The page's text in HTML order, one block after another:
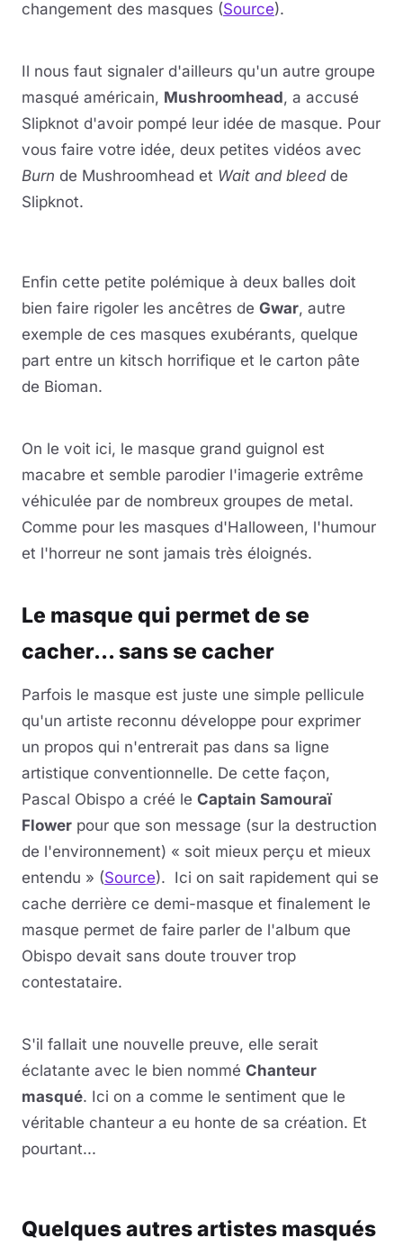
changement des masques (Source).
YouTube · le lecteur se charge au clic
Il nous faut signaler d'ailleurs qu'un autre groupe
masqué américain, Mushroomhead, a accusé
Slipknot d'avoir pompé leur idée de masque. Pour
vous faire votre idée, deux petites vidéos avec
Burn de Mushroomhead et Wait and bleedde
Slipknot.
YouTube · le lecteur se charge au clic
Enfin cette petite polémique à deux balles doit
bien faire rigoler les ancêtres de Gwar, autre
exemple de ces masques exubérants, quelque
part entre un kitsch horrifique et le carton pâte
de Bioman.
YouTube · le lecteur se charge au clic
On le voit ici, le masque grand guignol est
macabre et semble parodier l'imagerie extrême
véhiculée par de nombreux groupes de metal.
Comme pour les masques d'Halloween, l'humour
et l'horreur ne sont jamais très éloignés.
Le masque qui permet de se
cacher... sans se cacher
Parfois le masque est juste une simple pellicule
qu'un artiste reconnu développe pour exprimer
un propos qui n'entrerait pas dans sa ligne
artistique conventionnelle. De cette façon,
Pascal Obispo a créé le Captain Samouraï
Flower pour que son message (sur la destruction
de l'environnement) « soit mieux perçu et mieux
entendu » (Source). Ici on sait rapidement qui se
cache derrière ce demi-masque et finalement le
masque permet de faire parler de l'album que
Obispo devait sans doute trouver trop
contestataire.
YouTube · le lecteur se charge au clic
S'il fallait une nouvelle preuve, elle serait
éclatante avec le bien nommé Chanteur
masqué. Ici on a comme le sentiment que le
véritable chanteur a eu honte de sa création. Et
pourtant...
Quelques autres artistes masqués